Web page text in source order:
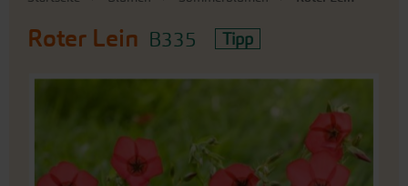
Roter Lein B335 Tipp
An
Bildergalerie
springen